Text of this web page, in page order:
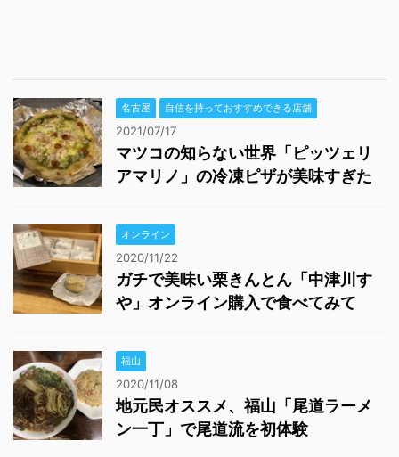
名古屋 自信を持っておすすめできる店舗
2021/07/17
マツコの知らない世界「ピッツェリ
アマリノ」の冷凍ピザが美味すぎた
オンライン
2020/11/22
ガチで美味い栗きんとん「中津川す
や」オンライン購入で食べてみて
福山
2020/11/08
地元民オススメ、福山「尾道ラーメ
ン一丁」で尾道流を初体験